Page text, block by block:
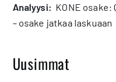
analyysi: KONE
– osake jatkaa laskuaan
Uusimmat